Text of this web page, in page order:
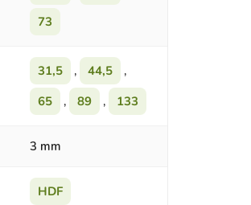
73
31,5 , 44,5
,
65
, 89 , 133
3 mm
HDF